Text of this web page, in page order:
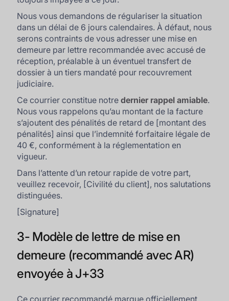
Nous vous demandons de régulariser la situation
dans un délai de 6 jours calendaires. À défaut, nous
serons contraints de vous adresser une mise en
demeure par lettre recommandée avec accusé de
réception, préalable à un éventuel transfert de
dossier à un tiers mandaté pour recouvrement
judiciaire.
Ce courrier constitue notredernier rappel amiable.
Nous vous rappelons qu’au montant de la facture
s’ajoutent des pénalités de retard de [montant des
pénalités] ainsi que l’indemnité forfaitaire légale de
40 €, conformément à la réglementation en
vigueur.
Dans l’attente d’un retour rapide de votre part,
veuillez recevoir, [Civilité du client], nos salutations
distinguées.
[Signature]
3- Modèle de lettre de mise en
demeure (recommandé avec AR)
envoyée à J+33
Ce courrier recommandé marque officiellement